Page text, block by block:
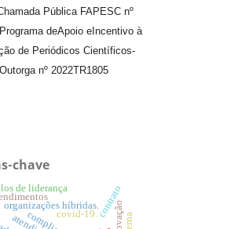
Pública FAPESC nº
Programa deApoio e Incentivo à
de Periódicos Científicos-
nº 2022TR1805
chave
covid-19.
organizações híbridas.contrato
de liderança